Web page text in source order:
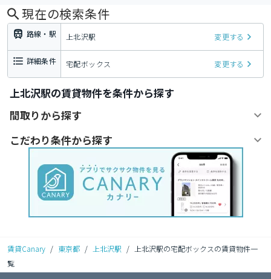
現在の検索条件
路線・駅 上北沢駅 変更する
詳細条件 宅配ボックス 変更する
上北沢駅の賃貸物件を条件から探す
間取りから探す
こだわり条件から探す
賃貸Canary / 東京都 / 上北沢駅 /
上北沢駅の宅配ボックスの賃貸物件一
覧